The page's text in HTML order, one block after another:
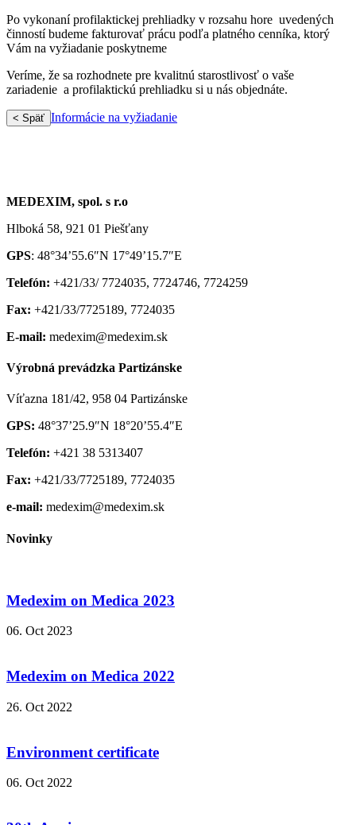
Po vykonaní profilaktickej prehliadky v rozsahu hore uvedených
činností budeme fakturovať prácu podľa platného cenníka, ktorý
Vám na vyžiadanie poskytneme
Veríme, že sa rozhodnete pre kvalitnú starostlivosť o vaše
zariadenie a profilaktickú prehliadku si u nás objednáte.
< Späť Informácie na vyžiadanie
MEDEXIM, spol. s r.o
Hlboká 58, 921 01 Piešťany
GPS: 48°34’55.6″N 17°49’15.7″E
Telefón: +421/33/ 7724035, 7724746, 7724259
Fax: +421/33/7725189, 7724035
E-mail: medexim@medexim.sk
Výrobná prevádzka Partizánske
Víťazna 181/42, 958 04 Partizánske
GPS: 48°37’25.9″N 18°20’55.4″E
Telefón: +421 38 5313407
Fax: +421/33/7725189, 7724035
e-mail: medexim@medexim.sk
Novinky
Medexim on Medica 2023
06. Oct 2023
Medexim on Medica 2022
26. Oct 2022
Environment certificate
06. Oct 2022